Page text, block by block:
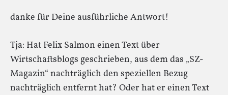
danke für Deine ausführliche Antwort!
Tja: Hat Felix Salmon einen Text über
Wirtschaftsblogs geschrieben, aus dem das „SZ-
Magazin“ nachträglich den speziellen Bezug
nachträglich entfernt hat? Oder hat er einen Text